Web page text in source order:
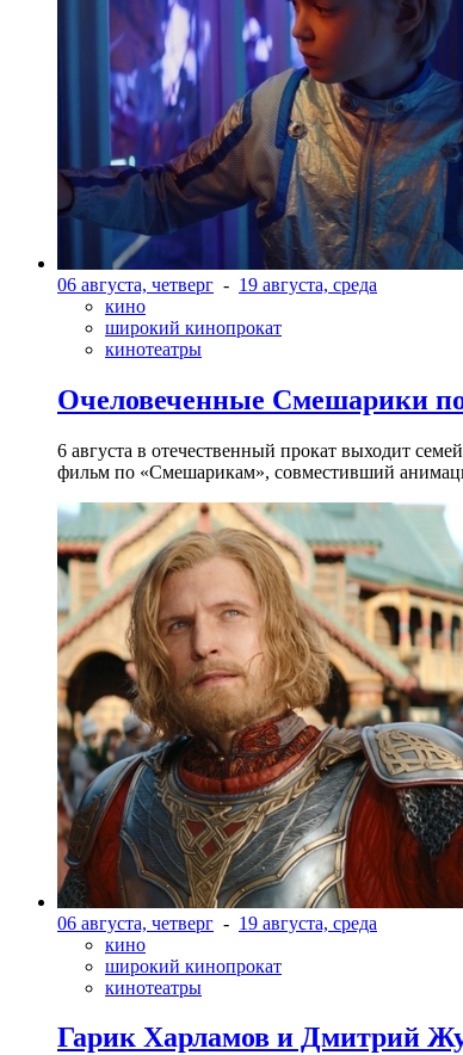
06 августа, четверг - 19 августа, среда
кино
широкий кинопрокат
кинотеатры
Очеловеченные Смешарики
6 августа в отечественный прокат выходит
фильм по «Смешарикам», совместивший
06 августа, четверг - 19 августа, среда
кино
широкий кинопрокат
кинотеатры
Гарик Харламов и Дмитрий